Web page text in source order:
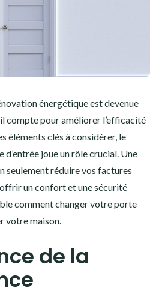
énergétique est devenue
compte pour améliorer l’efficacité
éléments clés à considérer, le
joue un rôle crucial. Une
seulement réduire vos factures
un confort et une sécurité
comment changer votre porte
votre maison.
de la